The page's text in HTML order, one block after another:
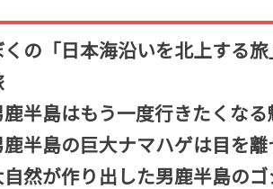
くの「日本海沿いを北上する
鹿半島はもう一度行きたくなる
鹿半島の巨大ナマハゲは目を
自然が作り出した男鹿半島のゴ